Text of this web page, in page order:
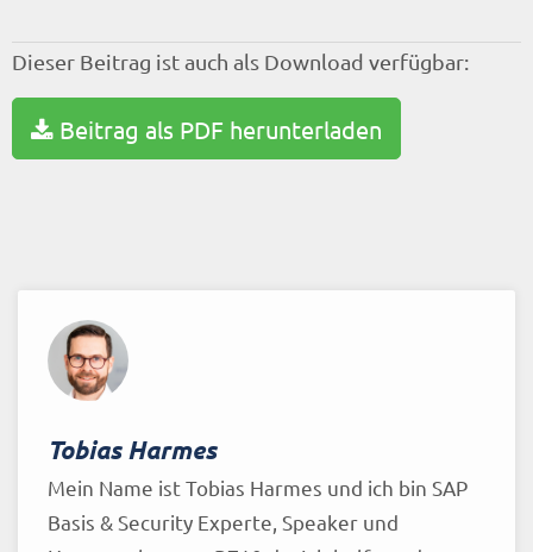
Dieser Beitrag ist auch als Download verfügbar:
Beitrag als PDF herunterladen
Tobias Harmes
Mein Name ist Tobias Harmes und ich bin SAP
Basis & Security Experte, Speaker und